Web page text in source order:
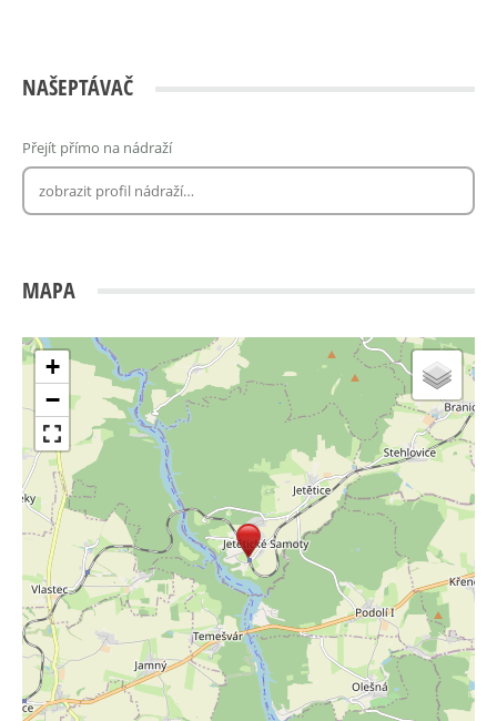
NAŠEPTÁVAČ
Přejít přímo na nádraží
MAPA
+
−